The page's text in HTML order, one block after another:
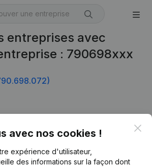
entreprises avec
: 790698xxx
avec nos cookies !
expérience d'utilisateur,
des informations sur la façon dont
Informations d’entreprise
Monitoring